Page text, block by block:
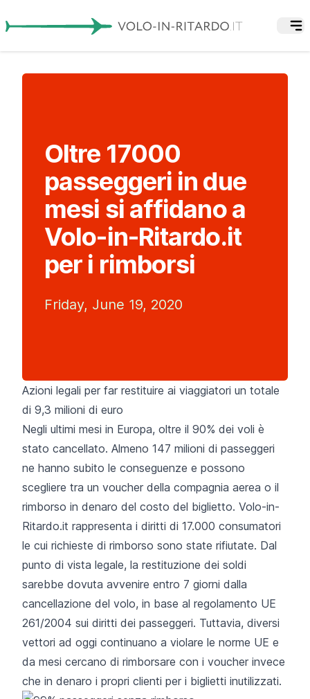
Oltre 17000
passeggeri in due
mesi si affidano a
Volo-in-Ritardo.it
per i rimborsi
Friday, June 19, 2020
Azioni legali per far restituire ai viaggiatori un totale
di 9,3 milioni di euro
Negli ultimi mesi in Europa, oltre il 90% dei voli è
stato cancellato. Almeno 147 milioni di passeggeri
ne hanno subito le conseguenze e possono
scegliere tra un voucher della compagnia aerea o il
rimborso in denaro del costo del biglietto. Volo-in-
Ritardo.it rappresenta i diritti di 17.000 consumatori
le cui richieste di rimborso sono state rifiutate. Dal
punto di vista legale, la restituzione dei soldi
sarebbe dovuta avvenire entro 7 giorni dalla
cancellazione del volo, in base al regolamento UE
261/2004 sui diritti dei passeggeri. Tuttavia, diversi
vettori ad oggi continuano a violare le norme UE e
da mesi cercano di rimborsare con i voucher invece
che in denaro i propri clienti per i biglietti inutilizzati.